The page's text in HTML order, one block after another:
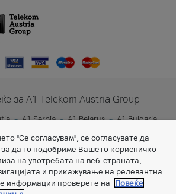
за A1 Telekom Austria Group
A1 Serbia A1 Belarus
A1 Bulgaria
"Се согласувам", се согласувате да
да го подобриме Вашето корисничко
на употребата на веб-страната,
и прикажување на релевантна
информации проверете на
Повеќе